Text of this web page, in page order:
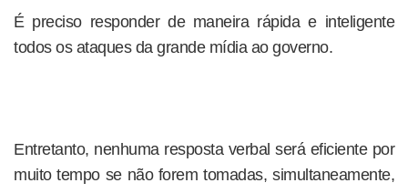
É preciso responder de maneira rápida e inteligente
todos os ataques da grande mídia ao governo.
Entretanto, nenhuma resposta verbal será eficiente por
muito tempo se não forem tomadas, simultaneamente,